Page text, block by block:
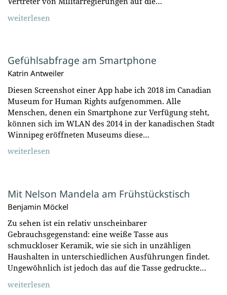
weiterlesen
Gefühlsabfrage am Smartphone
Katrin Antweiler
Diesen Screenshot einer App habe ich 2018 im Canadian
Museum for Human Rights aufgenommen. Alle
Menschen, denen ein Smartphone zur Verfügung steht,
können sich im WLAN des 2014 in der kanadischen Stadt
Winnipeg eröffneten Museums diese…
weiterlesen
Mit Nelson Mandela am Frühstückstisch
Benjamin Möckel
Zu sehen ist ein relativ unscheinbarer
Gebrauchsgegenstand: eine weiße Tasse aus
schmuckloser Keramik, wie sie sich in unzähligen
Haushalten in unterschiedlichen Ausführungen findet.
Ungewöhnlich ist jedoch das auf die Tasse gedruckte…
weiterlesen